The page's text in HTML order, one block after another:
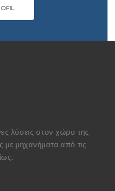
λύσεις στον χώρο της
με μηχανήματα από τις